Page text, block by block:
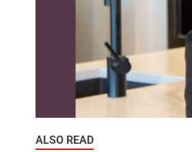
ALSO READ